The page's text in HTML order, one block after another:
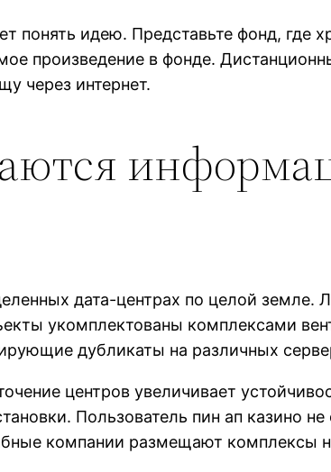
понять идею. Представьте фонд,
произведение в фонде.
через интернет.
дата-центрах по целой
укомплектованы комплексами
дубликаты на различных
центров увеличивает
Пользователь пин ап казино
компании размещают комплексы